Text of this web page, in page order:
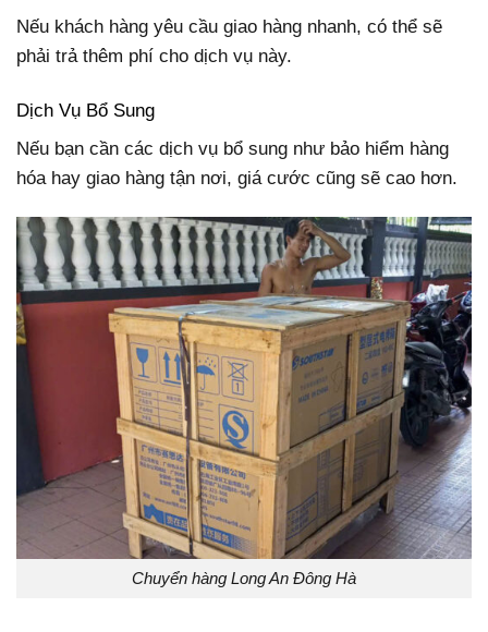
Nếu khách hàng yêu cầu giao hàng nhanh, có thể sẽ
phải trả thêm phí cho dịch vụ này.
Dịch Vụ Bổ Sung
Nếu bạn cần các dịch vụ bổ sung như bảo hiểm hàng
hóa hay giao hàng tận nơi, giá cước cũng sẽ cao hơn.
Chuyển hàng Long An Đông Hà